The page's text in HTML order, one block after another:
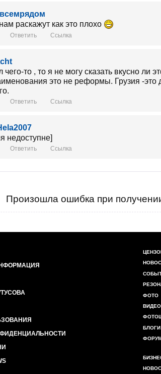
раскажут как это плохо
Ответить Ссылка
чего-то , то я не могу сказать вкусно
это не реформы. Грузия -это
Ответить Ссылка
недоступне]
Ответить Ссылка
Произошла ошибка при
ФОТО
ВИДЕО
БЛОГИ